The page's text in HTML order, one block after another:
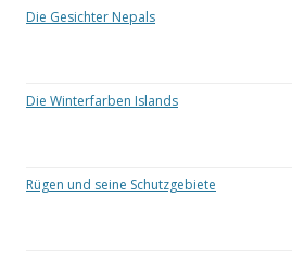
Die Gesichter Nepals
Die Winterfarben Islands
Rügen und seine Schutzgebiete